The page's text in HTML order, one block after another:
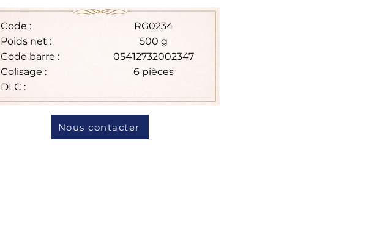
Code :
Poids net :
Code barre :
Colisage :
DLC :
RG0234
500 g
05412732002347
6 pièces
Nous contacter